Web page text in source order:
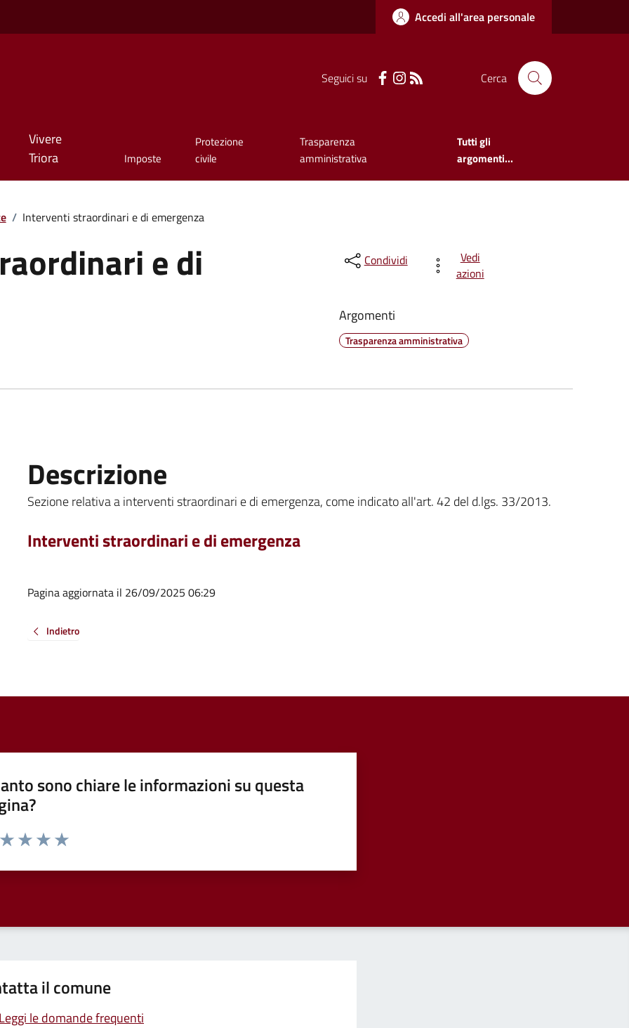
Accedi all'area personale
Seguici su Cerca
Vivere
Triora
Imposte
Protezione
civile
Trasparenza
amministrativa
Tutti gli
argomenti...
/ Interventi straordinari e di emergenza
e di Condividi
Vedi
azioni
Argomenti
Trasparenza amministrativa
Descrizione
Sezione relativa a interventi straordinari e di emergenza, come indicato all'art. 42 del d.lgs. 33/2013.
Interventi straordinari e di emergenza
Pagina aggiornata il 26/09/2025 06:29
Indietro
sono chiare le informazioni su questa
da 1 a 5 stelle la pagina
il comune
Leggi le domande frequenti